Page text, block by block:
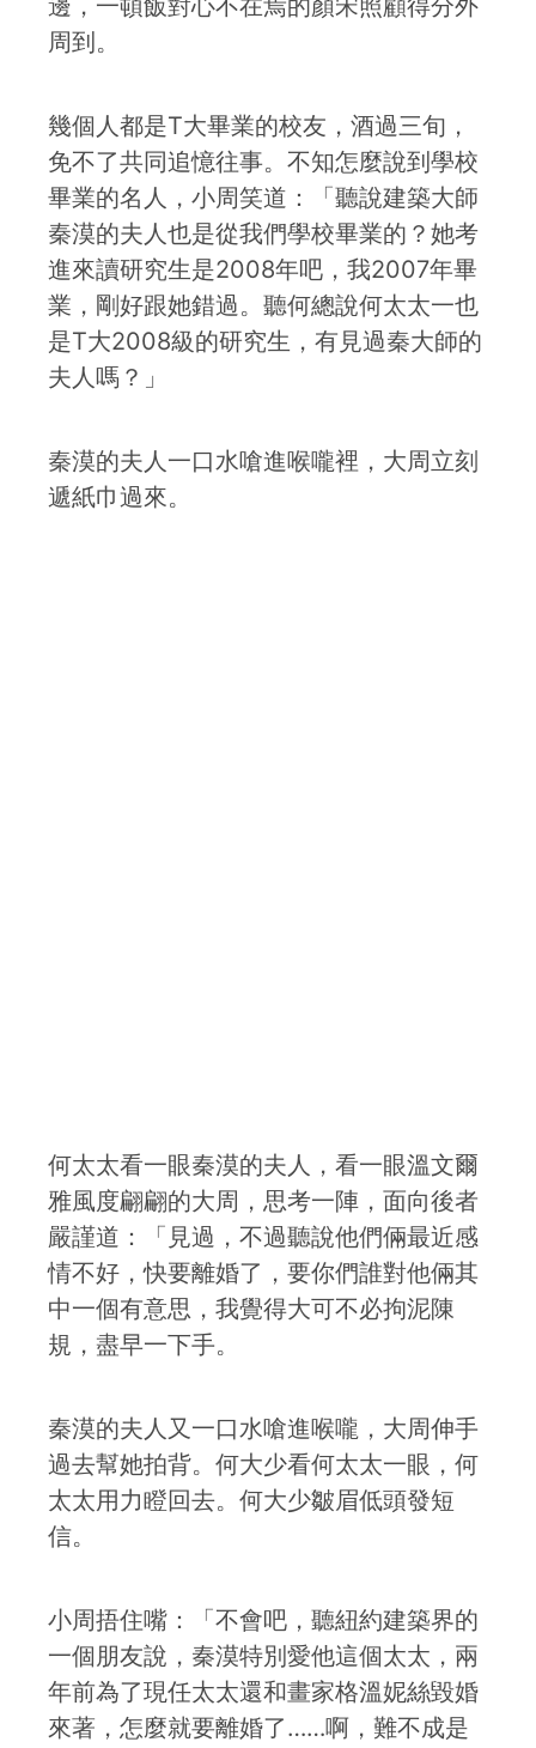
邊，一頓飯對心不在焉的顏宋照顧得分外
周到。
幾個人都是T大畢業的校友，酒過三旬，
免不了共同追憶往事。不知怎麼說到學校
畢業的名人，小周笑道：「聽說建築大師
秦漠的夫人也是從我們學校畢業的？她考
進來讀研究生是2008年吧，我2007年畢
業，剛好跟她錯過。聽何總說何太太一也
是T大2008級的研究生，有見過秦大師的
夫人嗎？」
秦漠的夫人一口水嗆進喉嚨裡，大周立刻
遞紙巾過來。
何太太看一眼秦漠的夫人，看一眼溫文爾
雅風度翩翩的大周，思考一陣，面向後者
嚴謹道：「見過，不過聽說他們倆最近感
情不好，快要離婚了，要你們誰對他倆其
中一個有意思，我覺得大可不必拘泥陳
規，盡早一下手。
秦漠的夫人又一口水嗆進喉嚨，大周伸手
過去幫她拍背。何大少看何太太一眼，何
太太用力瞪回去。何大少皺眉低頭發短
信。
小周捂住嘴：「不會吧，聽紐約建築界的
一個朋友說，秦漠特別愛他這個太太，兩
年前為了現任太太還和畫家格溫妮絲毀婚
來著，怎麼就要離婚了……啊，難不成是